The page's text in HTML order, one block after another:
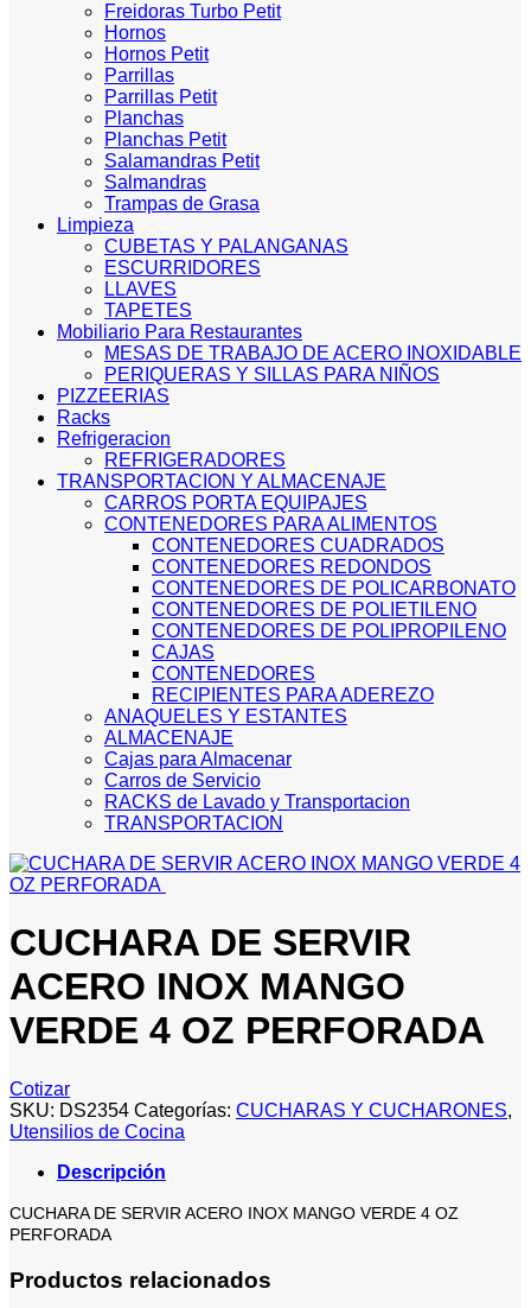
Freidoras Turbo Petit
Hornos
Hornos Petit
Parrillas
Parrillas Petit
Planchas
Planchas Petit
Salamandras Petit
Salmandras
Trampas de Grasa
Limpieza
CUBETAS Y PALANGANAS
ESCURRIDORES
LLAVES
TAPETES
Mobiliario Para Restaurantes
MESAS DE TRABAJO DE ACERO INOXIDABLE
PERIQUERAS Y SILLAS PARA NIÑOS
PIZZEERIAS
Racks
Refrigeracion
REFRIGERADORES
TRANSPORTACION Y ALMACENAJE
CARROS PORTA EQUIPAJES
CONTENEDORES PARA ALIMENTOS
CONTENEDORES CUADRADOS
CONTENEDORES REDONDOS
CONTENEDORES DE POLICARBONATO
CONTENEDORES DE POLIETILENO
CONTENEDORES DE POLIPROPILENO
CAJAS
CONTENEDORES
RECIPIENTES PARA ADEREZO
ANAQUELES Y ESTANTES
ALMACENAJE
Cajas para Almacenar
Carros de Servicio
RACKS de Lavado y Transportacion
TRANSPORTACION
CUCHARA DE SERVIR
ACERO INOX MANGO
VERDE 4 OZ PERFORADA
Cotizar
SKU: DS2354 Categorías: CUCHARAS Y CUCHARONES,
Utensilios de Cocina
Descripción
CUCHARA DE SERVIR ACERO INOX MANGO VERDE 4 OZ
PERFORADA
Productos relacionados